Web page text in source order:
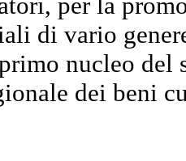
di vario
nucleo del
dei beni